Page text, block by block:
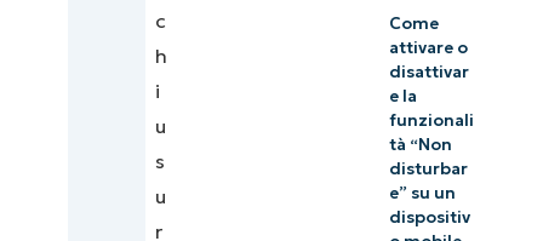
ottimale
c
h
i
u
s
u
r
Come
attivare o
disattivar
e la
funzionali
tà “Non
disturbar
e” su un
dispositiv